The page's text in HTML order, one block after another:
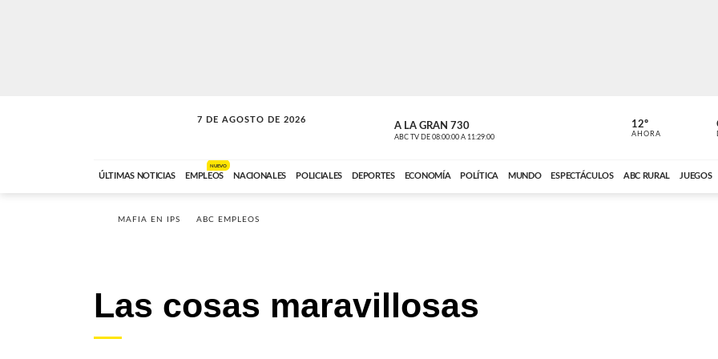
7 DE AGOSTO DE 2026
LA MOVIDA A LA GRAN 730
ABC TV DE 08:00:00 A 11:29:00
A LA GRAN
ABC CARDINAL
12º
AHORA
ÚLTIMAS NOTICIAS EMPLEOS
NUEVO
NACIONALES POLICIALES DEPORTES ECONOMÍA POLÍTICA MUNDO ESPECTÁCULOS ABC RURAL JUEGOS
MAFIA EN IPS ABC EMPLEOS
Las cosas maravillosas